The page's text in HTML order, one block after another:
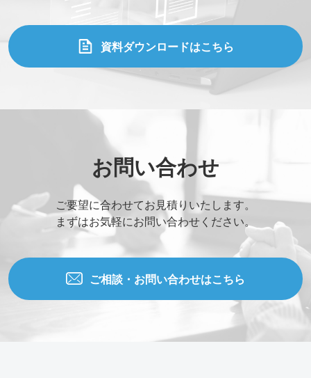
資料ダウンロードはこちら
お問い合わせ
ご要望に合わせてお見積りいたします。
まずはお気軽にお問い合わせください。
ご相談・お問い合わせはこちら